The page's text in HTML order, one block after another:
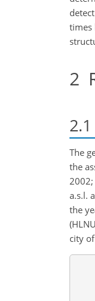
times
2
2.1
The
the
a.s.l.
the
city